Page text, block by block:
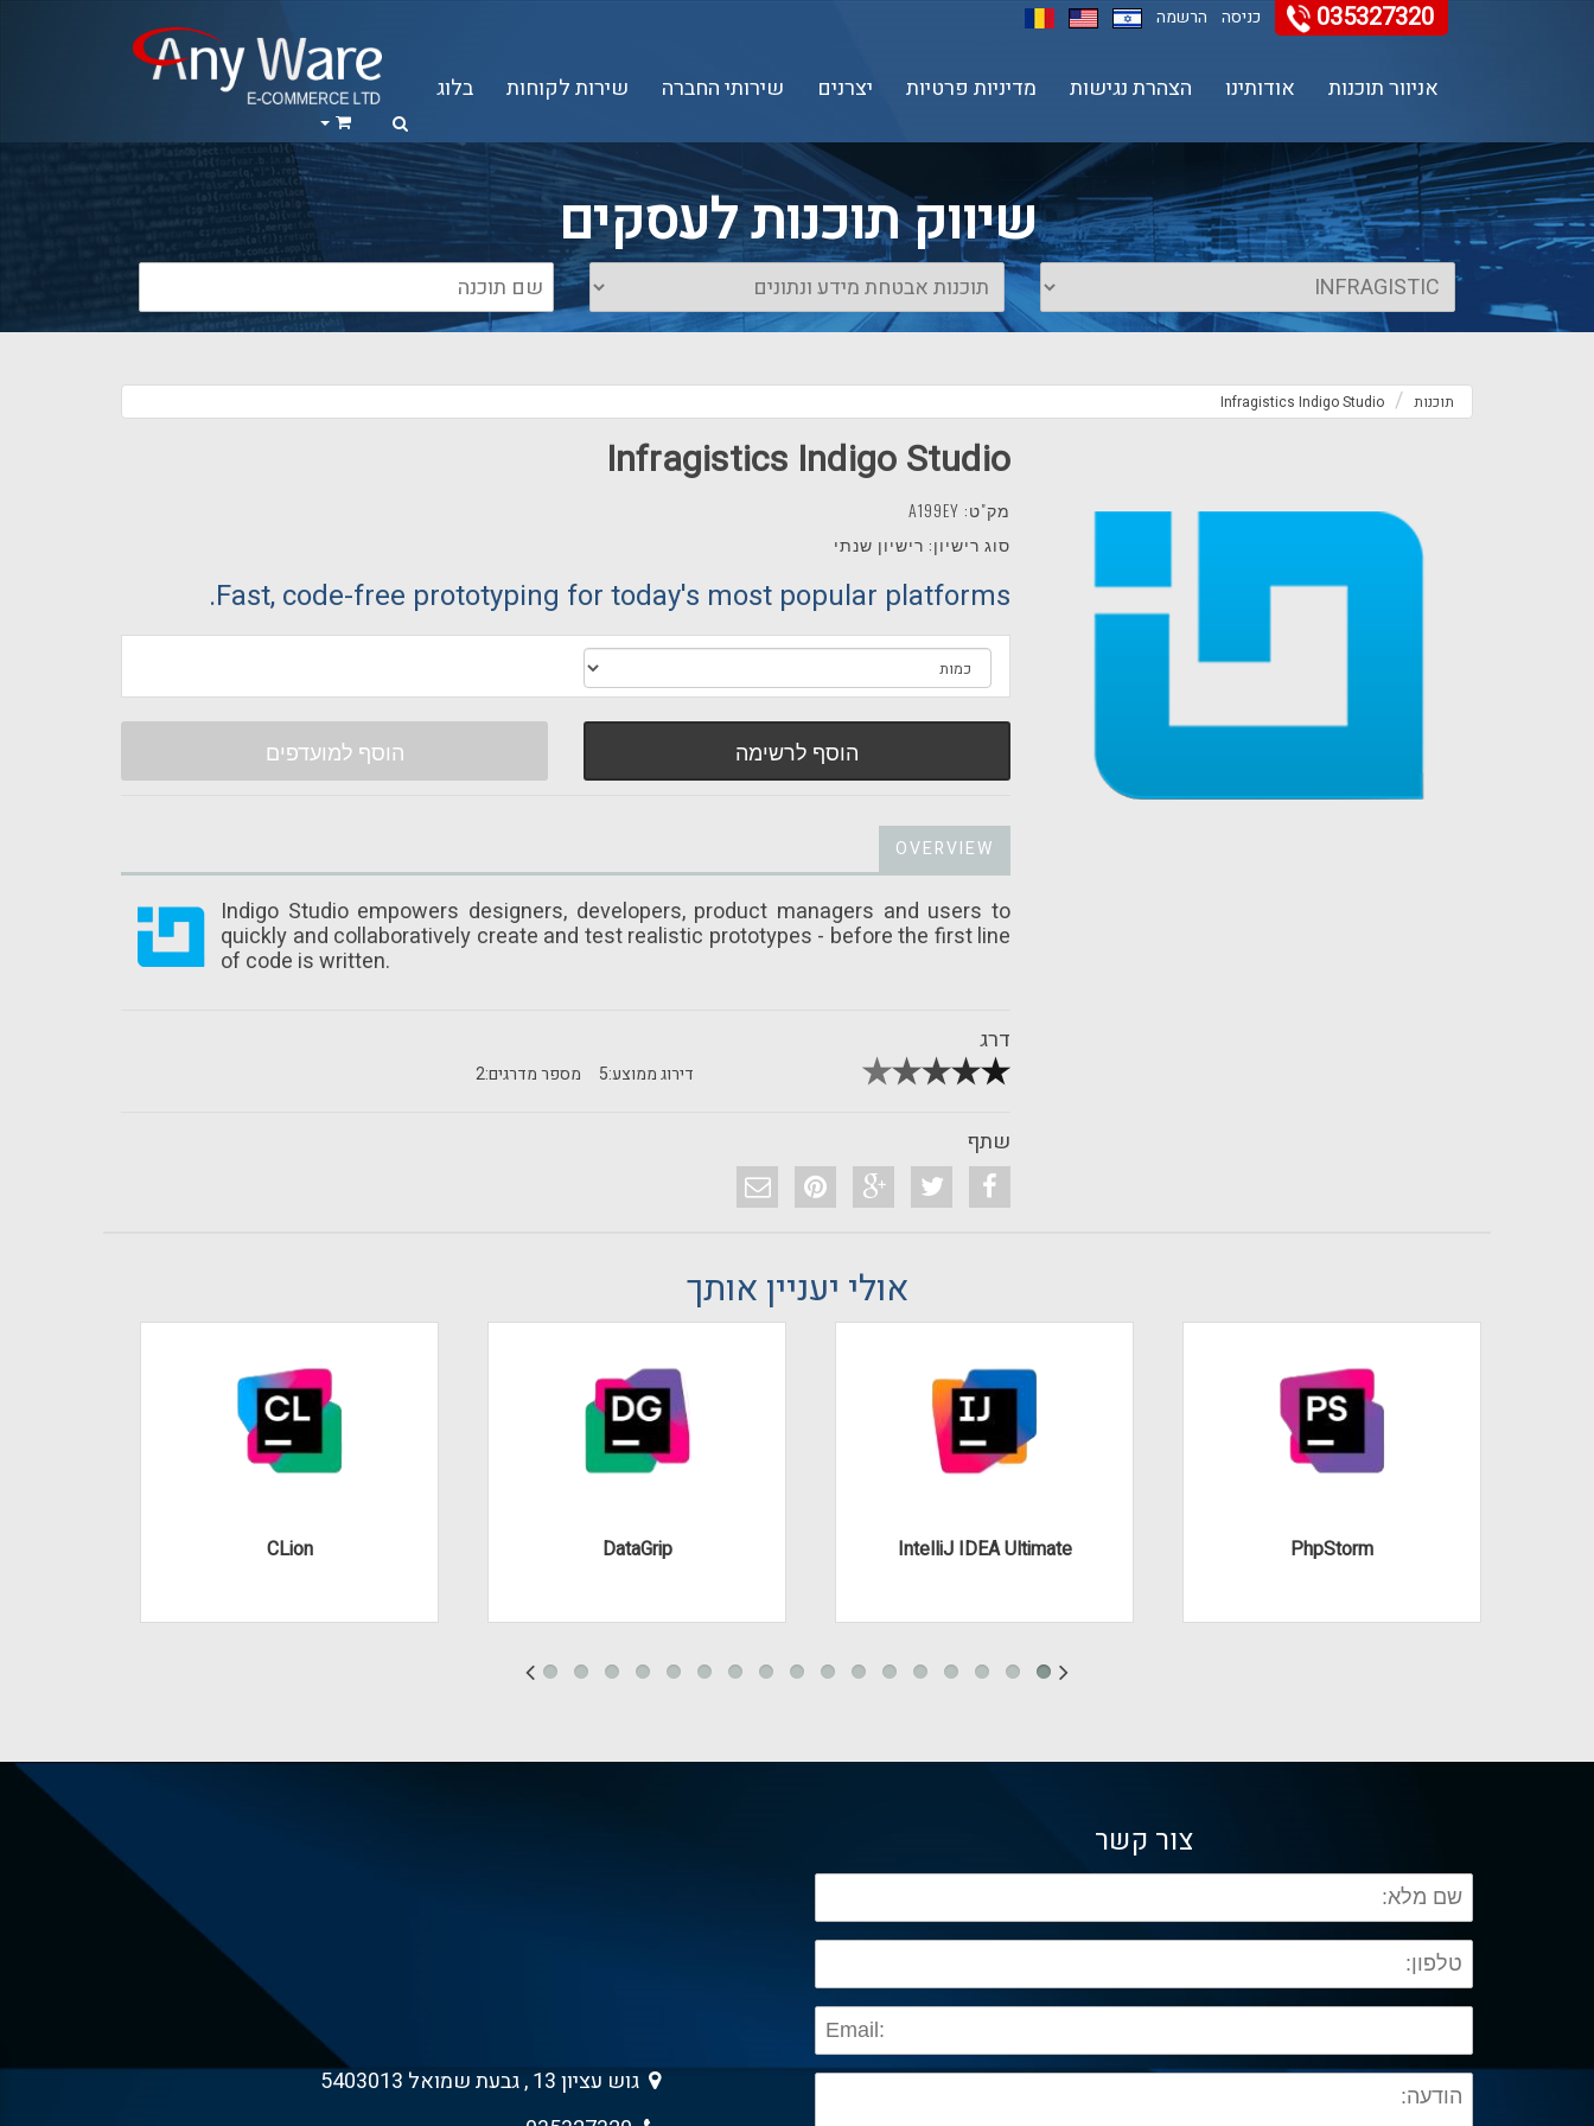
035327320 כניסה הרשמה
אניוור תוכנות אודותינו הצהרת נגישות מדיניות פרטיות יצרנים שירותי החברה שירות לקוחות בלוג
שיווק תוכנות לעסקים
תוכנות Infragistics Indigo Studio
Infragistics Indigo Studio
מק"ט: A199EY
סוג רישיון: רישיון שנתי
Fast, code-free prototyping for today's most popular platforms.
הוסף לרשימה הוסף למועדפים
OVERVIEW
Indigo Studio empowers designers, developers, product managers and users to
quickly and collaboratively create and test realistic prototypes - before the first line
of code is written.
דרג
מספר מדרגים:2 דירוג ממוצע:5
שתף
אולי יעניין אותך
CLion DataGrip IntelliJ IDEA Ultimate PhpStorm
צור קשר
גוש עציון 13 , גבעת שמואל 5403013